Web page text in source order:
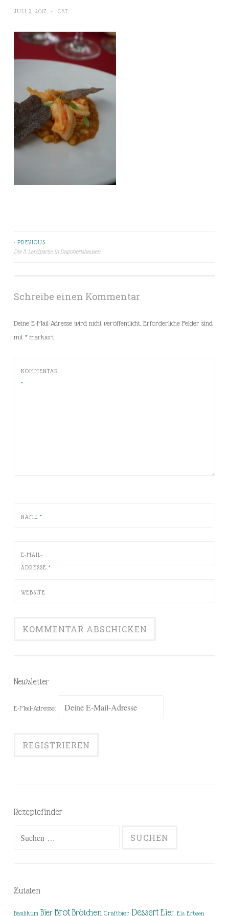
JULI 2, 2017 ~ CAT
Beitragsnavigation
< PREVIOUS
Die 5. Landpartie in Dagobertshausen
Schreibe einen Kommentar
Deine E-Mail-Adresse wird nicht veröffentlicht. Erforderliche Felder sind
mit *markiert
KOMMENTAR
*
NAME *
E-MAIL-
ADRESSE *
WEBSITE
Newsletter
E-Mail-Adresse:
Rezeptefinder
Zutaten
Basilikum Bier Brot Brötchen Craftbier Dessert Eier Eis Erbsen